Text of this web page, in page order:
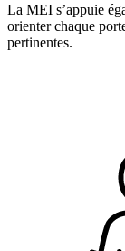
La MEI s’appuie
orienter chaque
pertinentes.